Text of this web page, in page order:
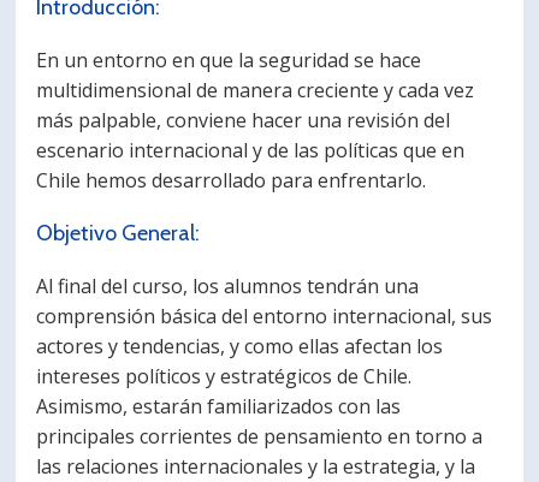
Introducción:
En un entorno en que la seguridad se hace
multidimensional de manera creciente y cada vez
más palpable, conviene hacer una revisión del
escenario internacional y de las políticas que en
Chile hemos desarrollado para enfrentarlo.
Objetivo General:
Al final del curso, los alumnos tendrán una
comprensión básica del entorno internacional, sus
actores y tendencias, y como ellas afectan los
intereses políticos y estratégicos de Chile.
Asimismo, estarán familiarizados con las
principales corrientes de pensamiento en torno a
las relaciones internacionales y la estrategia, y la